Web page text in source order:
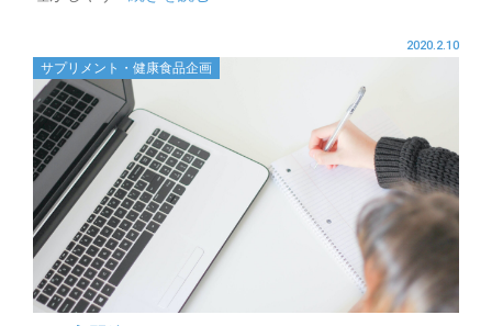
サプリメント・健康食品企画
2020.2.10